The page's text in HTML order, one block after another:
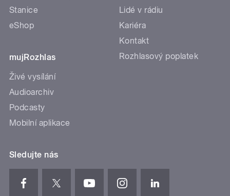
Stanice
eShop
mujRozhlas
Živé vysílání
Audioarchiv
Podcasty
Mobilní aplikace
Lidé v rádiu
Kariéra
Kontakt
Rozhlasový poplatek
Sledujte nás